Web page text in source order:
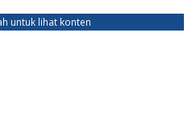
untuk lihat konten